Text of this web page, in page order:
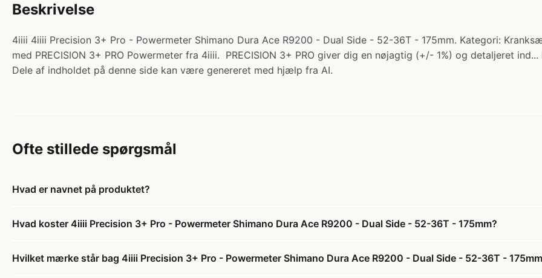
Beskrivelse
4iiii 4iiii Precision 3+ Pro - Powermeter Shimano Dura Ace R9200 - Dual Side - 52-36T - 175mm. Kategori:
med PRECISION 3+ PRO Powermeter fra 4iiii. PRECISION 3+ PRO giver dig en nøjagtig (+/- 1%) og detaljeret
Dele af indholdet på denne side kan være genereret med hjælp fra AI.
Ofte stillede spørgsmål
Hvad er navnet på produktet?
Hvad koster 4iiii Precision 3+ Pro - Powermeter Shimano Dura Ace R9200 - Dual Side - 52-36T - 175mm?
Hvilket mærke står bag 4iiii Precision 3+ Pro - Powermeter Shimano Dura Ace R9200 - Dual Side - 52-36T -